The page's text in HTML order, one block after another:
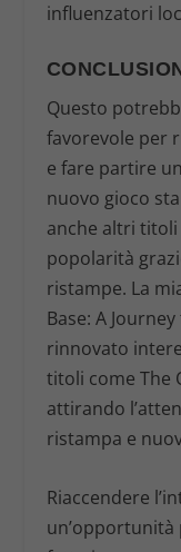
influenzatori
Questo
favorevole per
e fare partire
nuovo gioco
anche altri
popolarità
ristampe. La
Base: A
rinnovato
titoli come The
attirando
ristampa e
Riaccendere
un’opportunità